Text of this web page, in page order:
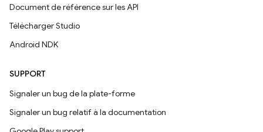
Document de référence sur les API
Télécharger Studio
Android NDK
SUPPORT
Signaler un bug de la plate-forme
Signaler un bug relatif à la documentation